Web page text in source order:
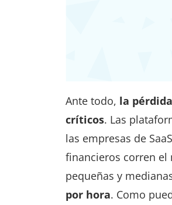
Ante todo, la
críticos. Las
las empresas de
financieros corren el
pequeñas y
por hora. Como